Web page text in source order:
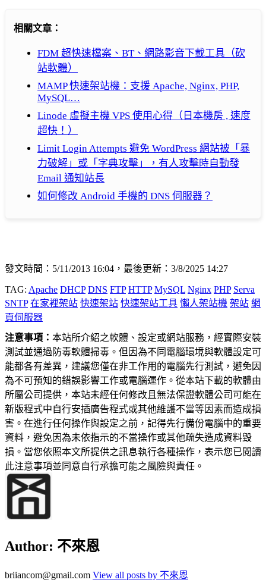
相關文章：
FDM 超快速檔案、BT、網路影音下載工具（砍
站軟體）
MAMP 快速架站機：支援 Apache, Nginx, PHP,
MySQL…
Linode 虛擬主機 VPS 使用心得（日本機房 , 速度
超快！）
Limit Login Attempts 避免 WordPress 網站被「暴
力破解」或「字典攻擊」，有人攻擊時自動發
Email 通知站長
如何修改 Android 手機的 DNS 伺服器？
發文時間：5/11/2013 16:04，最後更新：3/8/2025 14:27
TAG: Apache DHCP DNS FTP HTTP MySQL Nginx PHP Serva
SNTP 在家裡架站 快速架站 快速架站工具 懶人架站機 架站 網
頁伺服器
注意事項： 本站所介紹之軟體、設定或網站服務，經實際安裝
測試並通過防毒軟體掃毒。但因為不同電腦環境與軟體設定可
能都各有差異，建議您僅在非工作用的電腦先行測試，避免因
為不可預知的錯誤影響工作或電腦運作。從本站下載的軟體由
所屬公司提供，本站未經任何修改且無法保證軟體公司可能在
新版程式中自行安插廣告程式或其他維護不當等因素而造成損
害。在進行任何操作與設定之前，記得先行備份電腦中的重要
資料，避免因為未依指示的不當操作或其他疏失造成資料毀
損。當您依照本文所提供之訊息執行各種操作，表示您已閱讀
此注意事項並同意自行承擔可能之風險與責任。
Author: 不來恩
briiancom@gmail.com View all posts by 不來恩